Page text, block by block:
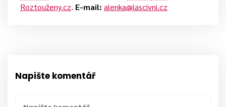
Roztouženy.cz. E-mail: alenka@lascivni.cz
Napište komentář